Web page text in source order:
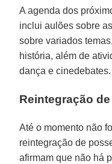
A agenda dos
inclui aulões sobre
sobre variados
história, além de
dança e cinedebates.
Reintegração
Até o momento não
reintegração de
afirmam que não há